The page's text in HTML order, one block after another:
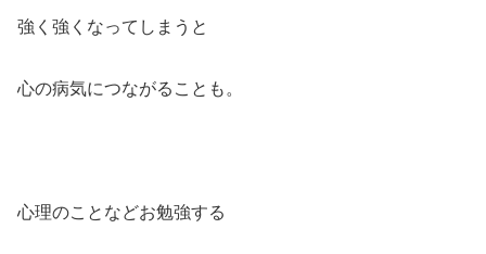
強く強くなってしまうと
心の病気につながることも。
心理のことなどお勉強する